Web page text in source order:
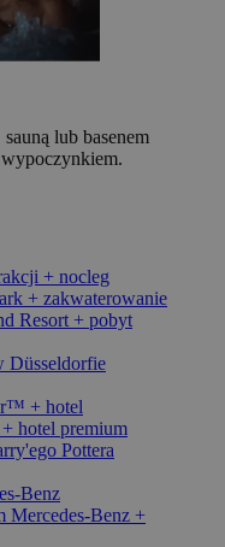
lub basenem
wypoczynkiem.
+ nocleg
+ zakwaterowanie
Resort + pobyt
Düsseldorfie
+ hotel
hotel premium
Pottera
Benz
Mercedes-Benz +